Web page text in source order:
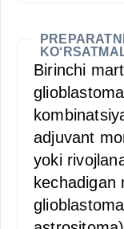
Birinchi
adjuvant
yoki
kechadigan